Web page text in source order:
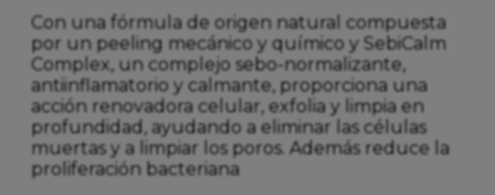
Con una fórmula de origen natural compuesta
por un peeling mecánico y químico y SebiCalm
Complex, un complejo sebo-normalizante,
antiinflamatorio y calmante, proporciona una
acción renovadora celular, exfolia y limpia en
profundidad, ayudando a eliminar las células
muertas y a limpiar los poros. Además reduce la
proliferación bacteriana